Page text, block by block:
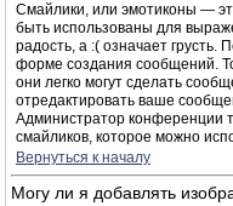
Смайлики, или эмотиконы —
быть использованы для
радость, а :( означает грусть.
форме создания сообщений.
они легко могут сделать
отредактировать ваше
Администратор конференции
смайликов, которое можно
Вернуться к началу
Могу ли я добавлять